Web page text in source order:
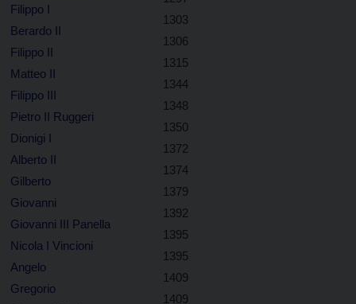
Filippo I
Berardo II
Filippo II
Matteo II
Filippo III
Pietro II Ruggeri
Dionigi I
Alberto II
Gilberto
Giovanni
Giovanni III Panella
Nicola I Vincioni
Angelo
Gregorio
1303
1306
1315
1344
1348
1350
1372
1374
1379
1392
1395
1395
1409
1409